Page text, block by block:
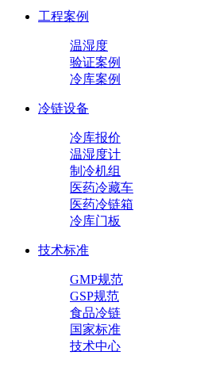
工程案例
温湿度
验证案例
冷库案例
冷链设备
冷库报价
温湿度计
制冷机组
医药冷藏车
医药冷链箱
冷库门板
技术标准
GMP规范
GSP规范
食品冷链
国家标准
技术中心